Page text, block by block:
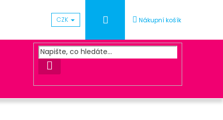
CZK PřihlášeníNákupní košík
HLEDAT